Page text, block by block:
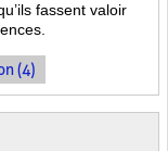
fassent valoir
(4)